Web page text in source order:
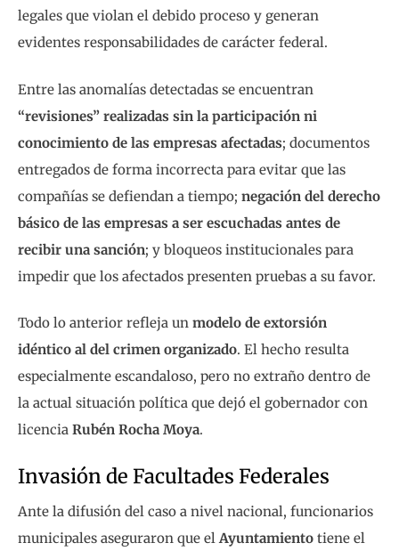
legales que violan el debido proceso y generan
evidentes responsabilidades de carácter federal.
Entre las anomalías detectadas se encuentran
“revisiones” realizadas sin la participación ni
conocimiento de las empresas afectadas; documentos
entregados de forma incorrecta para evitar que las
compañías se defiendan a tiempo; negación del derecho
básico de las empresas a ser escuchadas antes de
recibir una sanción; y bloqueos institucionales para
impedir que los afectados presenten pruebas a su favor.
Todo lo anterior refleja un modelo de extorsión
idéntico al del crimen organizado. El hecho resulta
especialmente escandaloso, pero no extraño dentro de
la actual situación política que dejó el gobernador con
licencia Rubén Rocha Moya.
Invasión de Facultades Federales
Ante la difusión del caso a nivel nacional, funcionarios
municipales aseguraron que elAyuntamiento tiene el